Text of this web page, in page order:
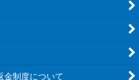
金制度について